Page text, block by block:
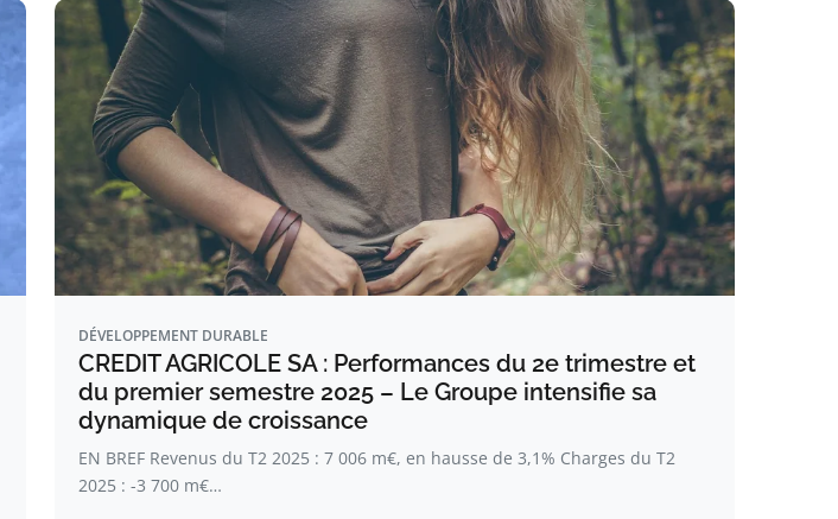
DÉVELOPPEMENT DURABLE
CREDIT AGRICOLE SA : Performances du 2e trimestre et
du premier semestre 2025 – Le Groupe intensifie sa
dynamique de croissance
EN BREF Revenus du T2 2025 : 7 006 m€, en hausse de 3,1% Charges du T2
2025 : -3 700 m€…